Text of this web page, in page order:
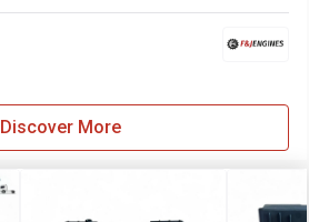
Discover More